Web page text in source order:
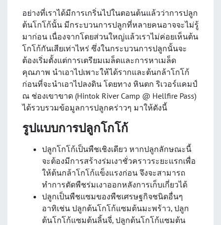
อย่างที่เราได้มีการเกริ่นไปในตอนต้นแล้วว่าการปลูก
ต้นโกโก้นั้น มีกระบวนการปลูกที่หลายคนอาจจะไม่รู้
มาก่อน เนื่องจากโดยส่วนใหญ่แล้วเราไม่ค่อยเห็นต้น
โกโก้กันเสียเท่าไหร่ ซึ่งในกระบวนการปลูกนั้นจะ
ต้องเริ่มตั้งแต่การเตรียมเมล็ดและการหาเมล็ด
คุณภาพ นำเอาไปเพาะให้ได้รากและต้นกล้าโกโก้
ก่อนที่จะนำเอาไปลงดิน โดยทาง หินตก ริเวอร์แคมป์
ณ ช่องเขาขาด (Hintok River Camp @ Hellfire Pass)
ได้รวบรวมข้อมูลการปลูกคร่าวๆ มาให้ดังนี้
รูปแบบการปลูกโกโก้
ปลูกโกโก้เป็นพืชเชิงเดียว หากปลูกลักษณะนี้
จะต้องมีการสร้างร่มเงาชั่วคราวระยะแรกเพื่อ
ให้ต้นกล้าโกโก้แข็งแรงก่อน จึงจะสามารถ
ทำการตัดพืชร่มเงาออกหลังการเก็บเกี่ยวได้
ปลูกเป็นพืชแซมของพืชเศรษฐกิจชนิดอื่นๆ
อาทิเช่น ปลูกต้นโกโก้แซมต้นมะพร้าว, ปลูก
ต้นโกโก้แซมต้นลิ้นจี่, ปลูกต้นโกโก้แซมต้น